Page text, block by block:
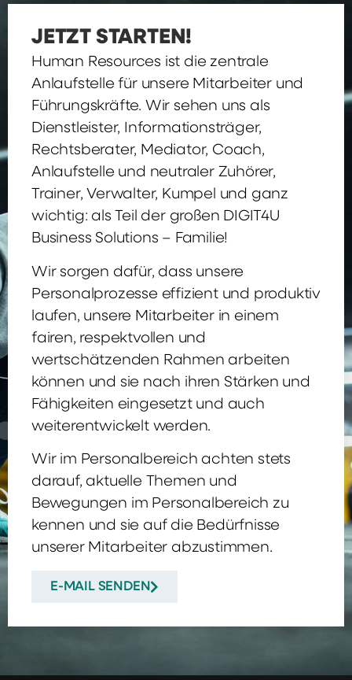
JETZT STARTEN!
Human Resources ist die zentrale
Anlaufstelle für unsere Mitarbeiter und
Führungskräfte. Wir sehen uns als
Dienstleister, Informationsträger,
Rechtsberater, Mediator, Coach,
Anlaufstelle und neutraler Zuhörer,
Trainer, Verwalter, Kumpel und ganz
wichtig: als Teil der großen DIGIT4U
Business Solutions – Familie!
Wir sorgen dafür, dass unsere
Personalprozesse effizient und produktiv
laufen, unsere Mitarbeiter in einem
fairen, respektvollen und
wertschätzenden Rahmen arbeiten
können und sie nach ihren Stärken und
Fähigkeiten eingesetzt und auch
weiterentwickelt werden.
Wir im Personalbereich achten stets
darauf, aktuelle Themen und
Bewegungen im Personalbereich zu
kennen und sie auf die Bedürfnisse
unserer Mitarbeiter abzustimmen.
E-MAIL SENDEN